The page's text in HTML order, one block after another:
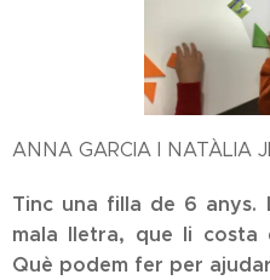
ANNA GARCIA I NATÀLIA
Tinc una filla de 6 anys.
mala lletra, que li costa
Què podem fer per